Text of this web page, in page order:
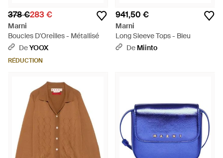
378 €283 €
Marni
Boucles D'Oreilles - Métallisé
DeYOOX
RÉDUCTION
941,50 €
Marni
Long Sleeve Tops - Bleu
De Miinto